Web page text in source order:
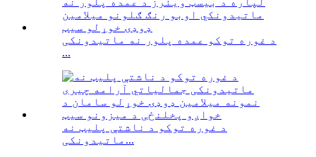
د غوره توکو عمده پلور نه ماتیدونکی
...
د غوره توکو د ناشتې پلیټ نه
ماتیدونکی...